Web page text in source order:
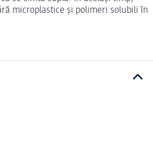
microplastice și polimeri solubili în